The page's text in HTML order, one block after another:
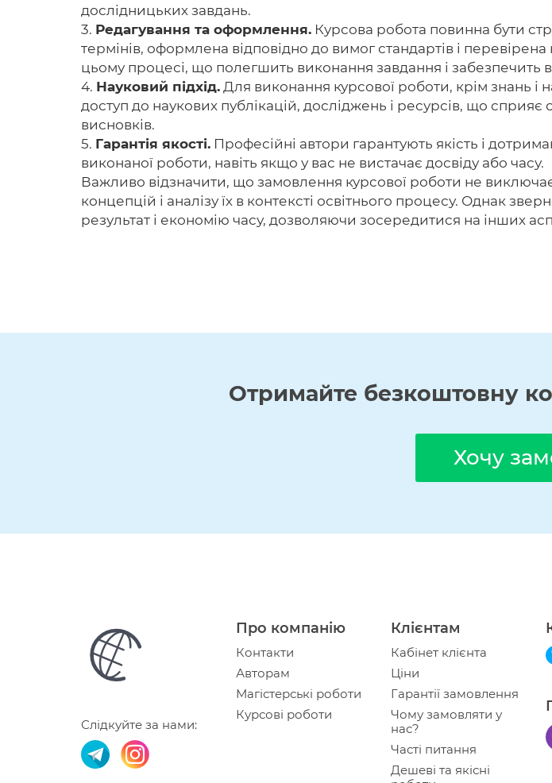
дослідницьких завдань.
3. Редагування та оформлення. Курсова робота повинна бути
термінів, оформлена відповідно до вимог стандартів і
цьому процесі, що полегшить виконання завдання і забезпечить
4. Науковий підхід. Для виконання курсової роботи, крім знань і
доступ до наукових публікацій, досліджень і ресурсів, що
висновків.
5. Гарантія якості. Професійні автори гарантують якість і
виконаної роботи, навіть якщо у вас не вистачає досвіду або часу.
Важливо відзначити, що замовлення курсової роботи не
концепцій і аналізу їх в контексті освітнього процесу. Однак
результат і економію часу, дозволяючи зосередитися на інших
Отримайте безкоштовну
Хочу
Слідкуйте за нами:
Про компанію
Контакти
Авторам
Магістерські роботи
Курсові роботи
Клієнтам
Кабінет клієнта
Ціни
Гарантії замовлення
Чому замовляти у
нас?
Часті питання
Дешеві та якісні